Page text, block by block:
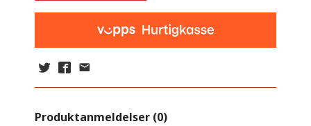
Produktanmeldelser (0)